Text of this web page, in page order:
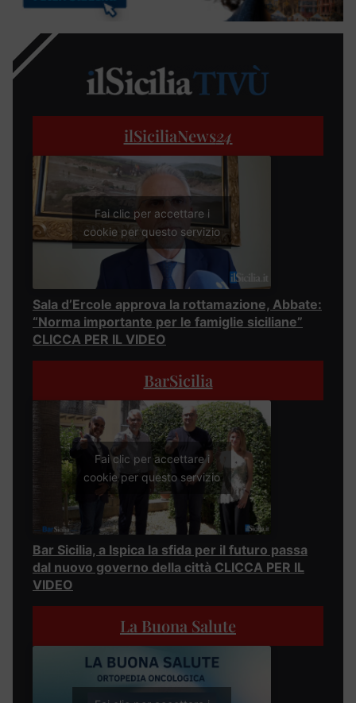
ilSiciliaNews24
Fai clic per accettare i
cookie per questo servizio
Sala d’Ercole approva la rottamazione, Abbate:
“Norma importante per le famiglie siciliane”
CLICCA PER IL VIDEO
BarSicilia
Fai clic per accettare i
cookie per questo servizio
Bar Sicilia, a Ispica la sfida per il futuro passa
dal nuovo governo della città CLICCA PER IL
VIDEO
La Buona Salute